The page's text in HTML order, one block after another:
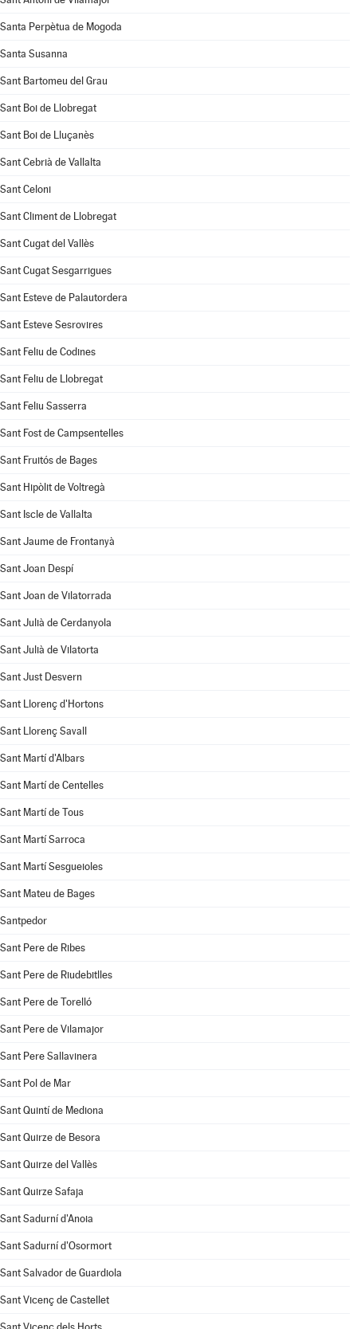
Santa Perpètua de Mogoda
Santa Susanna
Sant Bartomeu del Grau
Sant Boi de Llobregat
Sant Boi de Lluçanès
Sant Cebrià de Vallalta
Sant Celoni
Sant Climent de Llobregat
Sant Cugat del Vallès
Sant Cugat Sesgarrigues
Sant Esteve de Palautordera
Sant Esteve Sesrovires
Sant Feliu de Codines
Sant Feliu de Llobregat
Sant Feliu Sasserra
Sant Fost de Campsentelles
Sant Fruitós de Bages
Sant Hipòlit de Voltregà
Sant Iscle de Vallalta
Sant Jaume de Frontanyà
Sant Joan Despí
Sant Joan de Vilatorrada
Sant Julià de Cerdanyola
Sant Julià de Vilatorta
Sant Just Desvern
Sant Llorenç d'Hortons
Sant Llorenç Savall
Sant Martí d'Albars
Sant Martí de Centelles
Sant Martí de Tous
Sant Martí Sarroca
Sant Martí Sesgueioles
Sant Mateu de Bages
Santpedor
Sant Pere de Ribes
Sant Pere de Riudebitlles
Sant Pere de Torelló
Sant Pere de Vilamajor
Sant Pere Sallavinera
Sant Pol de Mar
Sant Quintí de Mediona
Sant Quirze de Besora
Sant Quirze del Vallès
Sant Quirze Safaja
Sant Sadurní d'Anoia
Sant Sadurní d'Osormort
Sant Salvador de Guardiola
Sant Vicenç de Castellet